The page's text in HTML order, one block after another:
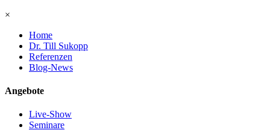
×
Home
Dr. Till Sukopp
Referenzen
Blog-News
Angebote
Live-Show
Seminare